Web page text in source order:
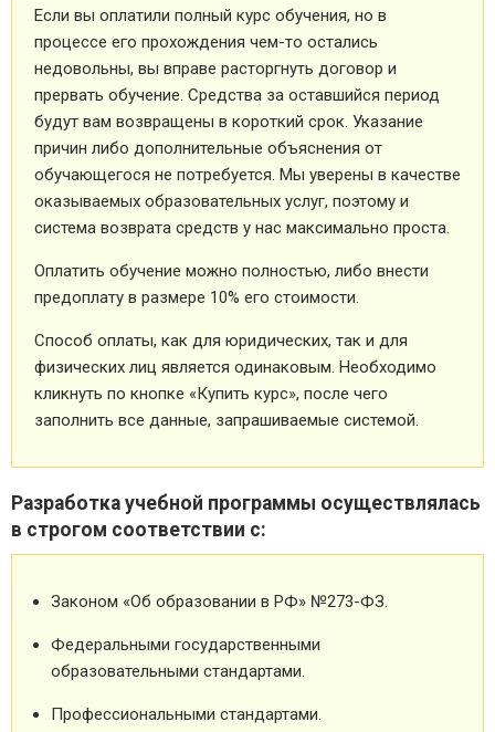
Если вы оплатили полный курс обучения, но в
процессе его прохождения чем-то остались
недовольны, вы вправе расторгнуть договор и
прервать обучение. Средства за оставшийся период
будут вам возвращены в короткий срок. Указание
причин либо дополнительные объяснения от
обучающегося не потребуется. Мы уверены в качестве
оказываемых образовательных услуг, поэтому и
система возврата средств у нас максимально проста.
Оплатить обучение можно полностью, либо внести
предоплату в размере 10% его стоимости.
Способ оплаты, как для юридических, так и для
физических лиц является одинаковым. Необходимо
кликнуть по кнопке «Купить курс», после чего
заполнить все данные, запрашиваемые системой.
Разработка учебной программы осуществлялась
в строгом соответствии с:
Законом «Об образовании в РФ» №273-ФЗ.
Федеральными государственными
образовательными стандартами.
Профессиональными стандартами.